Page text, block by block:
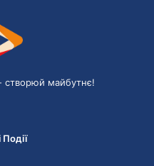
cтворюй майбутнє!